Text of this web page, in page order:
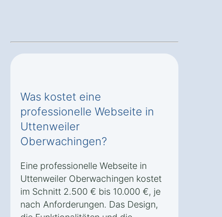
Was kostet eine
professionelle Webseite in
Uttenweiler
Oberwachingen?
Eine professionelle Webseite in
Uttenweiler Oberwachingen kostet
im Schnitt 2.500 € bis 10.000 €, je
nach Anforderungen. Das Design,